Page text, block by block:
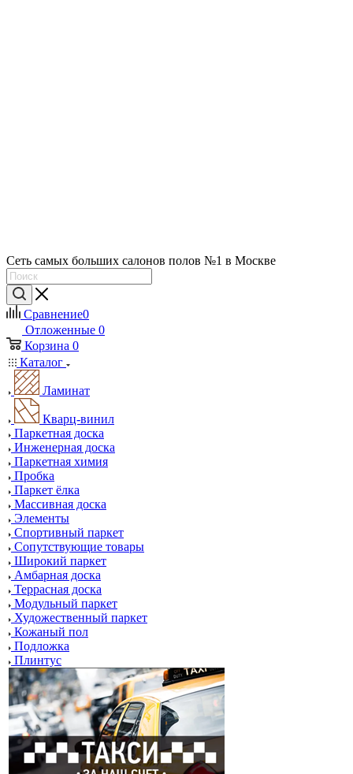
Сеть самых больших салонов полов №1 в Москве
Сравнение0
Отложенные 0
Корзина 0
Каталог
Ламинат
Кварц-винил
Паркетная доска
Инженерная доска
Паркетная химия
Пробка
Паркет ёлка
Массивная доска
Элементы
Спортивный паркет
Сопутствующие товары
Широкий паркет
Амбарная доска
Террасная доска
Модульный паркет
Художественный паркет
Кожаный пол
Подложка
Плинтус